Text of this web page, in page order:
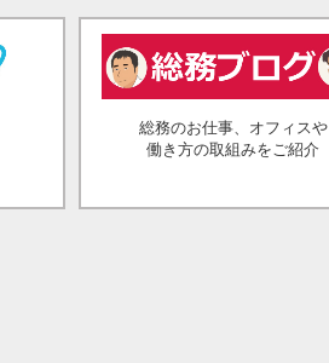
総務のお仕事、オフィスや
働き方の取組みをご紹介